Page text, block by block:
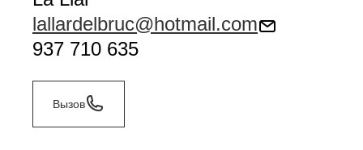
lallardelbruc@hotmail.com
937 710 635
Вызов